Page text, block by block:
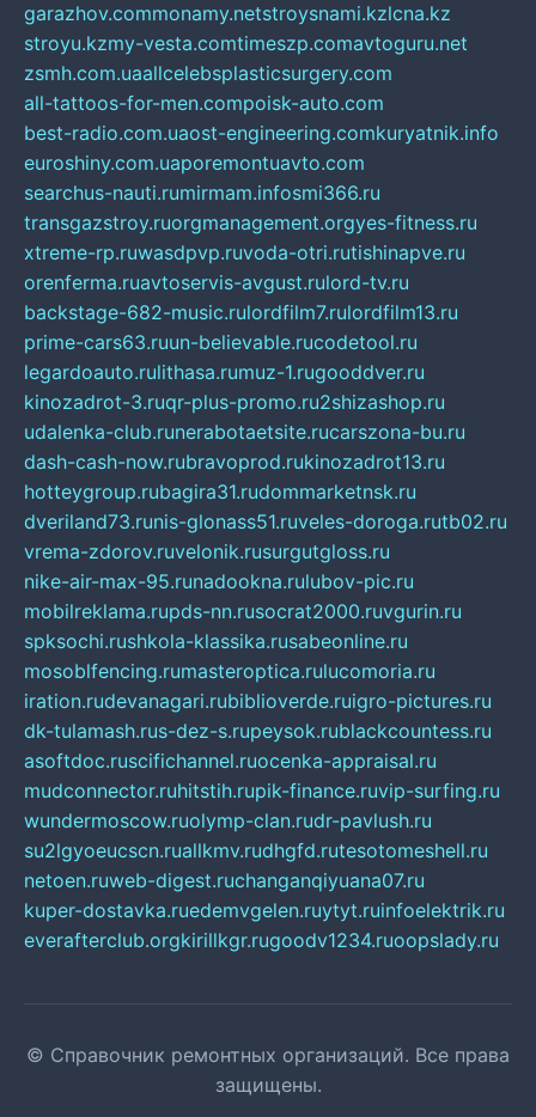
garazhov.commonamy.netstroysnami.kzlcna.kz
stroyu.kzmy-vesta.comtimeszp.comavtoguru.net
zsmh.com.uaallcelebsplasticsurgery.com
all-tattoos-for-men.compoisk-auto.com
best-radio.com.uaost-engineering.comkuryatnik.info
euroshiny.com.uaporemontuavto.com
searchus-nauti.rumirmam.infosmi366.ru
transgazstroy.ruorgmanagement.orgyes-fitness.ru
xtreme-rp.ruwasdpvp.ruvoda-otri.rutishinapve.ru
orenferma.ruavtoservis-avgust.rulord-tv.ru
backstage-682-music.rulordfilm7.rulordfilm13.ru
prime-cars63.ruun-believable.rucodetool.ru
legardoauto.rulithasa.rumuz-1.rugooddver.ru
kinozadrot-3.ruqr-plus-promo.ru2shizashop.ru
udalenka-club.runerabotaetsite.rucarszona-bu.ru
dash-cash-now.rubravoprod.rukinozadrot13.ru
hotteygroup.rubagira31.rudommarketnsk.ru
dveriland73.runis-glonass51.ruveles-doroga.rutb02.ru
vrema-zdorov.ruvelonik.rusurgutgloss.ru
nike-air-max-95.runadookna.rulubov-pic.ru
mobilreklama.rupds-nn.rusocrat2000.ruvgurin.ru
spksochi.rushkola-klassika.rusabeonline.ru
mosoblfencing.rumasteroptica.rulucomoria.ru
iration.rudevanagari.rubiblioverde.ruigro-pictures.ru
dk-tulamash.rus-dez-s.rupeysok.rublackcountess.ru
asoftdoc.ruscifichannel.ruocenka-appraisal.ru
mudconnector.ruhitstih.rupik-finance.ruvip-surfing.ru
wundermoscow.ruolymp-clan.rudr-pavlush.ru
su2lgyoeucscn.ruallkmv.rudhgfd.rutesotomeshell.ru
netoen.ruweb-digest.ruchanganqiyuana07.ru
kuper-dostavka.ruedemvgelen.ruytyt.ruinfoelektrik.ru
everafterclub.orgkirillkgr.rugoodv1234.ruoopslady.ru
© Справочник ремонтных организаций. Все права
защищены.